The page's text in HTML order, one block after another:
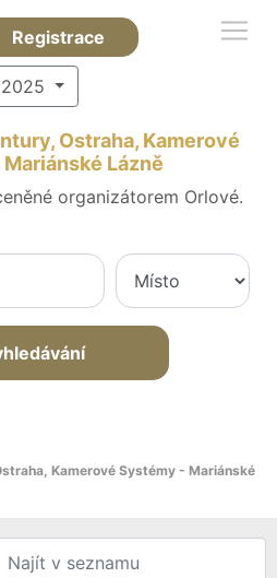
Registrace
2025
Ostraha, Kamerové
Lázně
organizátorem Orlové.
Kamerové Systémy - Mariánské